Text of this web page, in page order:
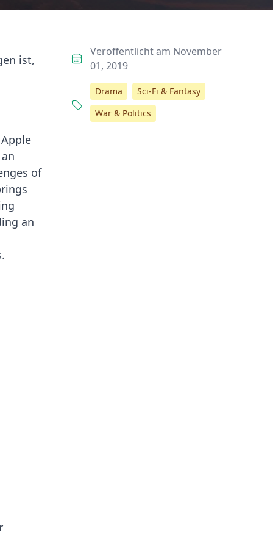
ist,
of
an
Veröffentlicht am November
01, 2019
Drama
Sci-Fi & Fantasy
War & Politics